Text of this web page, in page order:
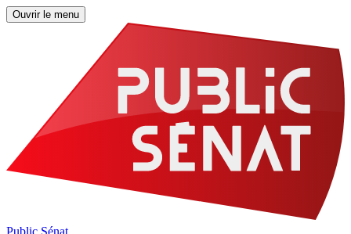
Ouvrir le menu